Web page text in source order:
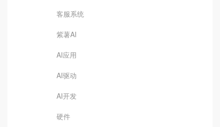
客服系统
紫薯AI
AI应用
AI驱动
AI开发
硬件